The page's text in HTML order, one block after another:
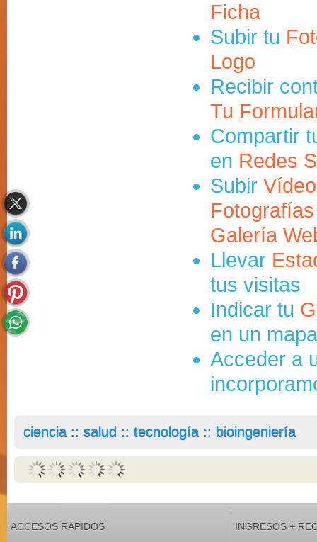
Ficha
Subir tu
Logo
Recibir
Tu
Compartir
en Redes
Subir
Fotografías
Galería
Llevar
tus visitas
Indicar tu
en un
Acceder a
ciencia :: salud :: tecnología :: bioingeniería
ACCESOS RÁPIDOS INGRESOS +